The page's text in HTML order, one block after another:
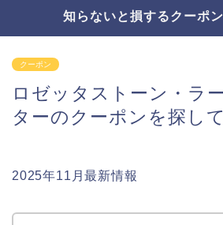
知らないと損するクーポ
クーポン
ロゼッタストーン・ラ
ターのクーポンを探し
2025年11月最新情報